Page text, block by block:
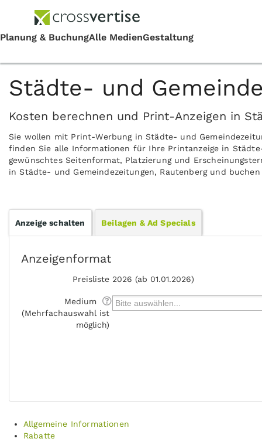
Städte- und
Kosten berechnen und Print-Anzeigen in
Sie wollen mit Print-Werbung in Städte- und
finden Sie alle Informationen für Ihre Printanzeige in
gewünschtes Seitenformat, Platzierung und
in Städte- und Gemeindezeitungen, Rautenberg und
Anzeige schalten Beilagen & Ad Specials
Anzeigenformat
Preisliste 2026 (ab 01.01.2026)
Medium
(Mehrfachauswahl ist
möglich)
Allgemeine Informationen
Rabatte